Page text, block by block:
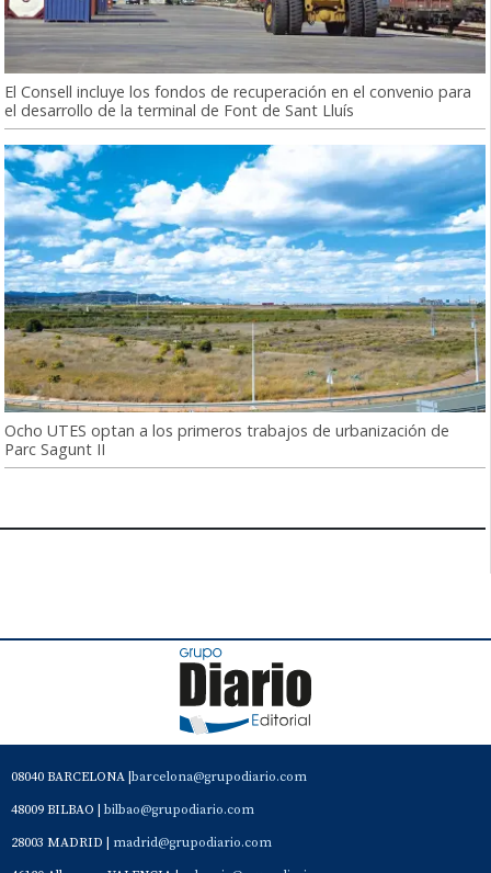
El Consell incluye los fondos de recuperación en el convenio para
el desarrollo de la terminal de Font de Sant Lluís
Ocho UTES optan a los primeros trabajos de urbanización de
Parc Sagunt II
08040 BARCELONA | barcelona@grupodiario.com
48009 BILBAO | bilbao@grupodiario.com
28003 MADRID | madrid@grupodiario.com